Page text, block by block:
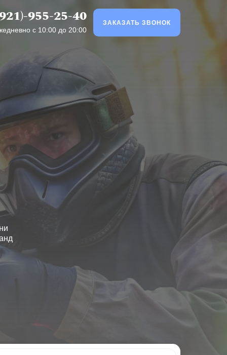
955-25-40
с 10:00 до 20:00
ЗАКАЗАТЬ ЗВОНОК